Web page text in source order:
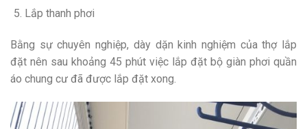
Lắp thanh phơi
Bằng sự chuyên nghiệp, dày dặn kinh nghiệm của thợ lắp
đặt nên sau khoảng 45 phút việc lắp đặt bộ giàn phơi quần
áo chung cư đã được lắp đặt xong.